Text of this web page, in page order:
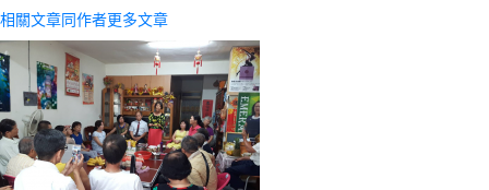
相關文章同作者更多文章